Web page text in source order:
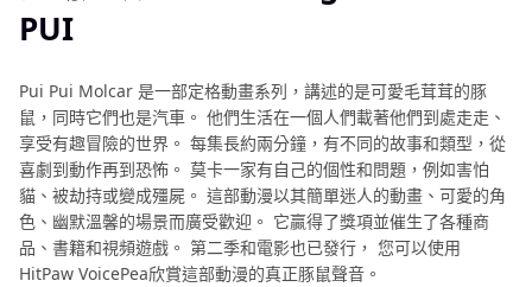
PUI
Pui Pui Molcar 是一部定格動畫系列，講述的是可愛毛茸茸的豚
鼠，同時它們也是汽車。 他們生活在一個人們載著他們到處走走、
享受有趣冒險的世界。 每集長約兩分鐘，有不同的故事和類型，從
喜劇到動作再到恐怖。 莫卡一家有自己的個性和問題，例如害怕
貓、被劫持或變成殭屍。 這部動漫以其簡單迷人的動畫、可愛的角
色、幽默溫馨的場景而廣受歡迎。 它贏得了獎項並催生了各種商
品、書籍和視頻遊戲。 第二季和電影也已發行， 您可以使用
HitPaw VoicePea欣賞這部動漫的真正豚鼠聲音。